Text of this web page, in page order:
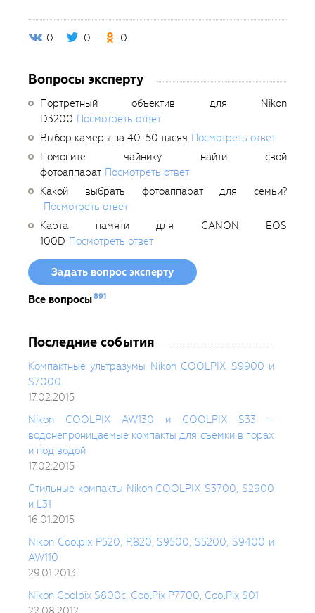
0 0 0
Вопросы эксперту
Портретный объектив для Nikon
D3200 Посмотреть ответ
Выбор камеры за 40-50 тысяч Посмотреть ответ
Помогите чайнику найти свой
фотоаппарат Посмотреть ответ
Какой выбрать фотоаппарат для семьи?
Посмотреть ответ
Карта памяти для CANON EOS
100D Посмотреть ответ
Задать вопрос эксперту
Все вопросы891
Последние события
Компактные ультразумы Nikon COOLPIX S9900 и
S7000
17.02.2015
Nikon COOLPIX AW130 и COOLPIX S33 –
водонепроницаемые компакты для съемки в горах
и под водой
17.02.2015
Стильные компакты Nikon COOLPIX S3700, S2900
и L31
16.01.2015
Nikon Coolpix P520, P,820, S9500, S5200, S9400 и
AW110
29.01.2013
Nikon Coolpix S800c, CoolPix P7700, CoolPix S01